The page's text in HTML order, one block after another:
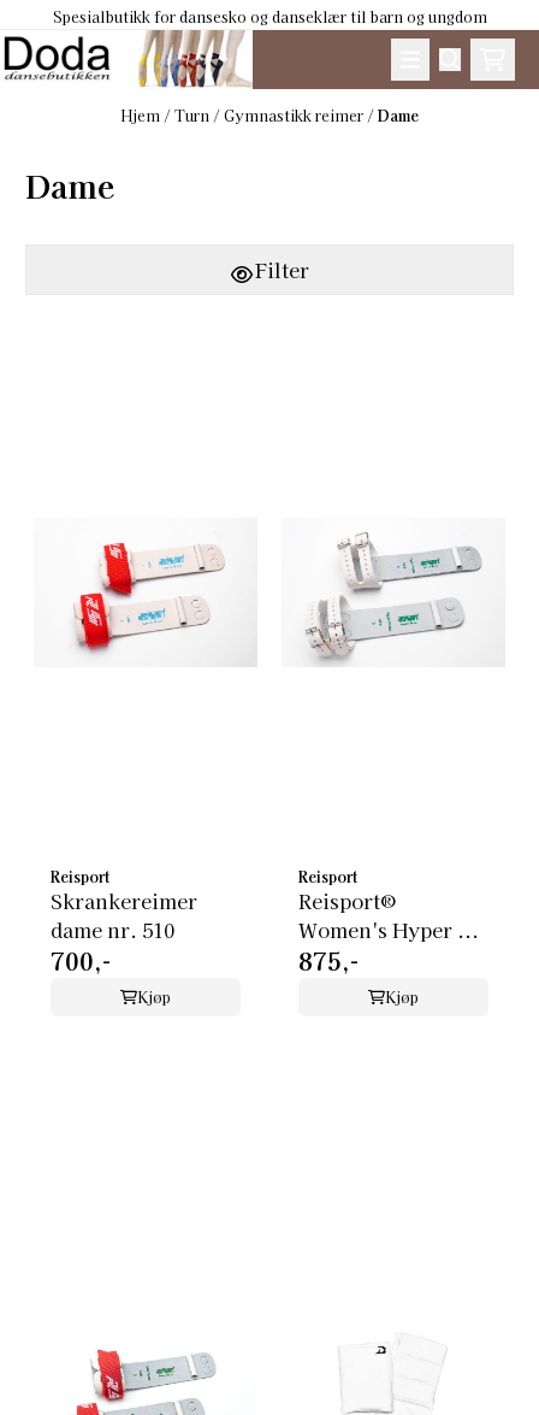
Hopp til innhold
Spesialbutikk for dansesko og danseklær til barn og ungdom
Hjem /Turn /Gymnastikk reimer /Dame
Dame
Filter
Reisport
Skrankereimer
dame nr. 510
700,-
Kjøp
Reisport
Reisport®
Women's Hyper ...
875,-
Kjøp